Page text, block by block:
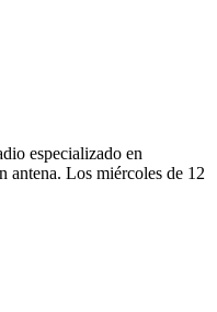
especializado en
antena. Los miércoles de 12